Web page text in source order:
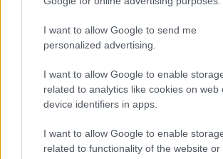
I want to allow Google to send me
personalized advertising.
I want to allow Google to enable
related to analytics like cookies on web
device identifiers in apps.
I want to allow Google to enable
related to functionality of the website or
Alfred Hitchcock
Ο πιο σοκαριστικός φόνος
του Χίτσκοκ